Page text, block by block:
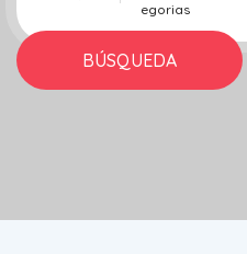
egorias
BÚSQUEDA